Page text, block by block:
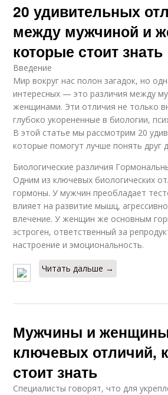
20 удивительных
между мужчиной и
которые стоит знать
Введение
Мир вокруг нас полон загадок, но
интересных — это различия между
женщинами. Эти отличия не только
глубоко укорененные в биологии,
В этой статье мы рассмотрим 20
которые помогут лучше понять друг
Биологические различия
Одним из ключевых биологических
гормоны. У мужчин преобладает
влияет на развитие мышц,
влечение. У женщин же основным
эстроген, ответственный за
настроение и эмоциональность.
Читать дальше →
Мужчины и
ключевых отличий,
стоит знать
Специалисты говорят, что для